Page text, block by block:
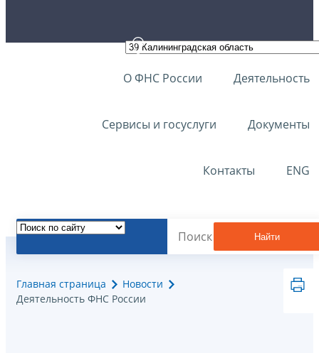
О ФНС России Деятельность
Сервисы и госуслуги Документы
Контакты ENG
Найти
Главная страница
Новости
Деятельность ФНС России